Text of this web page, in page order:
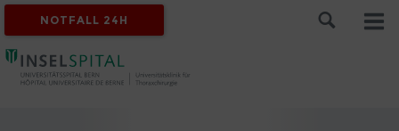
NOTFALL 24H